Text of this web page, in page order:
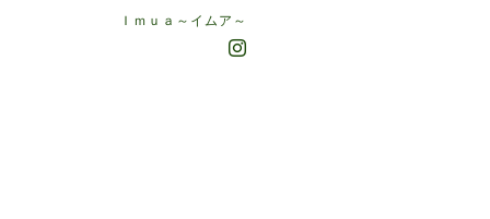
Ｉｍｕａ～イムア～